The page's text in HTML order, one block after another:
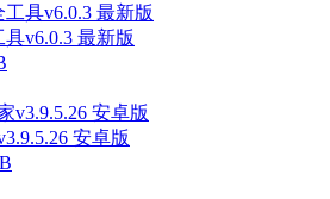
v6.0.3 最新版
安卓版